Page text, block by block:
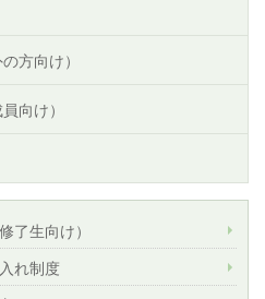
方向け）
向け）
了生向け）
れ制度